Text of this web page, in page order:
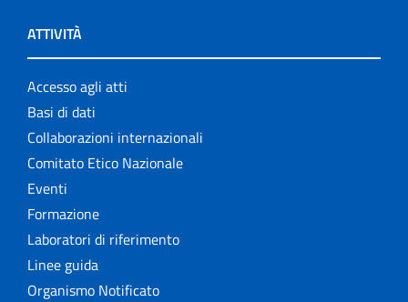
ATTIVITÀ
Accesso agli atti
Basi di dati
Collaborazioni internazionali
Comitato Etico Nazionale
Eventi
Formazione
Laboratori di riferimento
Linee guida
Organismo Notificato